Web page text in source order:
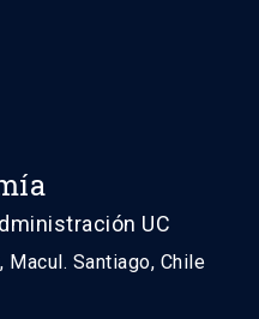
UC
Macul. Santiago, Chile